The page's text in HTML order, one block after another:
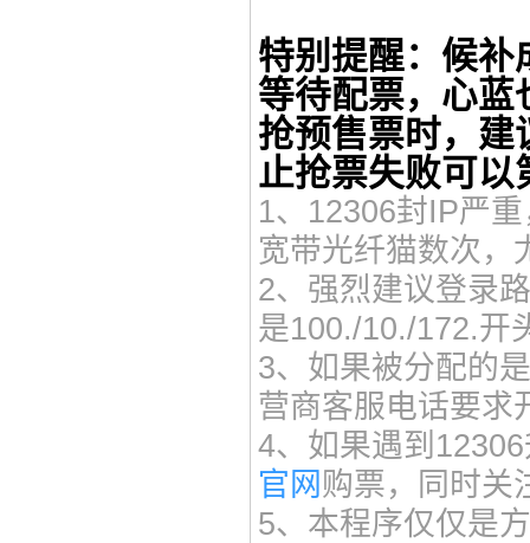
特别提醒：候补
等待配票，心蓝
抢预售票时，建
止抢票失败可以
1、12306封IP严
宽带光纤猫数次，
2、强烈建议登录
是100./10./172.开
3、如果被分配的
营商客服电话要求
4、如果遇到
官网 购票，同时关
5、本程序仅仅是